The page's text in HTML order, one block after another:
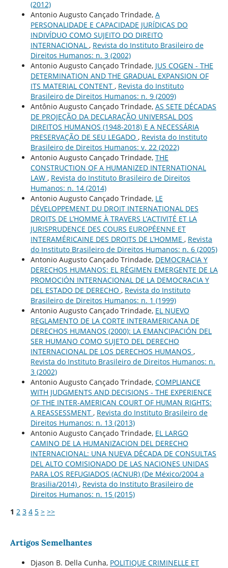
(2012)
Antonio Augusto Cançado Trindade, A
PERSONALIDADE E CAPACIDADE JURÍDICAS DO
INDIVÍDUO COMO SUJEITO DO DIREITO
INTERNACIONAL , Revista do Instituto Brasileiro de
Direitos Humanos: n. 3 (2002)
Antonio Augusto Cançado Trindade, JUS COGEN - THE
DETERMINATION AND THE GRADUAL EXPANSION OF
ITS MATERIAL CONTENT , Revista do Instituto
Brasileiro de Direitos Humanos: n. 9 (2009)
Antônio Augusto Cançado Trindade, AS SETE DÉCADAS
DE PROJEÇÃO DA DECLARAÇÃO UNIVERSAL DOS
DIREITOS HUMANOS (1948-2018) E A NECESSÁRIA
PRESERVAÇÃO DE SEU LEGADO , Revista do Instituto
Brasileiro de Direitos Humanos: v. 22 (2022)
Antonio Augusto Cançado Trindade, THE
CONSTRUCTION OF A HUMANIZED INTERNATIONAL
LAW , Revista do Instituto Brasileiro de Direitos
Humanos: n. 14 (2014)
Antonio Augusto Cançado Trindade, LE
DÉVELOPPEMENT DU DROIT INTERNATIONAL DES
DROITS DE L’HOMME À TRAVERS L’ACTIVITÉ ET LA
JURISPRUDENCE DES COURS EUROPÉENNE ET
INTERAMÉRICAINE DES DROITS DE L’HOMME , Revista
do Instituto Brasileiro de Direitos Humanos: n. 6 (2005)
Antonio Augusto Cançado Trindade, DEMOCRACIA Y
DERECHOS HUMANOS: EL RÉGIMEN EMERGENTE DE LA
PROMOCIÓN INTERNACIONAL DE LA DEMOCRACIA Y
DEL ESTADO DE DERECHO , Revista do Instituto
Brasileiro de Direitos Humanos: n. 1 (1999)
Antonio Augusto Cançado Trindade, EL NUEVO
REGLAMENTO DE LA CORTE INTERAMERICANA DE
DERECHOS HUMANOS (2000): LA EMANCIPACIÓN DEL
SER HUMANO COMO SUJETO DEL DERECHO
INTERNACIONAL DE LOS DERECHOS HUMANOS ,
Revista do Instituto Brasileiro de Direitos Humanos: n.
3 (2002)
Antonio Augusto Cançado Trindade, COMPLIANCE
WITH JUDGMENTS AND DECISIONS - THE EXPERIENCE
OF THE INTER-AMERICAN COURT OF HUMAN RIGHTS:
A REASSESSMENT , Revista do Instituto Brasileiro de
Direitos Humanos: n. 13 (2013)
Antonio Augusto Cançado Trindade, EL LARGO
CAMINO DE LA HUMANIZACION DEL DERECHO
INTERNACIONAL: UNA NUEVA DÉCADA DE CONSULTAS
DEL ALTO COMISIONADO DE LAS NACIONES UNIDAS
PARA LOS REFUGIADOS (ACNUR) (De México/2004 a
Brasilia/2014) , Revista do Instituto Brasileiro de
Direitos Humanos: n. 15 (2015)
1 2 3 4 5 > >>
Artigos Semelhantes
Djason B. Della Cunha, POLITIQUE CRIMINELLE ET